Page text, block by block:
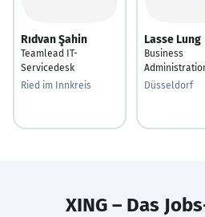
Rıdvan Şahin
Teamlead IT-
Servicedesk
Ried im Innkreis
Lasse Lung
Business
Düsseldorf
XING – Das